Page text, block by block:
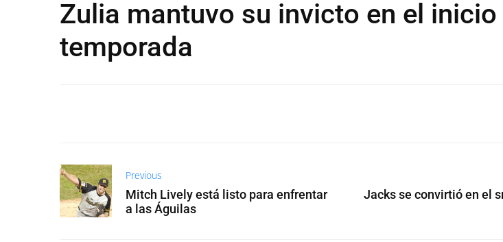
Zulia mantuvo su invicto en el inicio
temporada
Previous
Mitch Lively está listo para enfrentar
a las Águilas
Jacks se convirtió en el